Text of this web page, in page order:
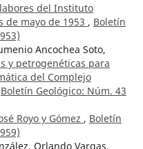
del Instituto
de mayo de 1953 , Boletín
Ancochea Soto,
y petrogenéticas para
del Complejo
Boletín Geológico: Núm. 43
Royo y Gómez , Boletín
Orlando Vargas,